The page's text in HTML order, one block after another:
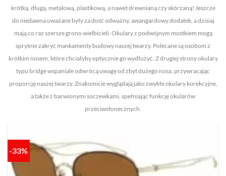
krótką, długą, metalową, plastikową, a nawet drewnianą czy skórzaną! Jeszcze
do niedawna uważane były za dość odważny, awangardowy dodatek, a dzisiaj
mają co raz szersze grono wielbicieli. Okulary z podwójnym mostkiem mogą
sprytnie zakryć mankamenty budowy naszej twarzy. Polecane są osobom z
krótkim nosem, które chciałyby optycznie go wydłużyć. Z drugiej strony okulary
typu bridge wspaniale odwrócą uwagę od zbyt dużego nosa, przywracając
proporcję naszej twarzy. Znakomicie wyglądają jako zwykłe okulary korekcyjne,
a także z barwionymi soczewkami, spełniając funkcję okularów
przeciwsłonecznych.
-33%